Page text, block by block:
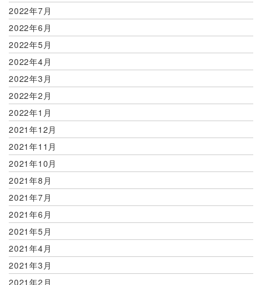
2022年7月
2022年6月
2022年5月
2022年4月
2022年3月
2022年2月
2022年1月
2021年12月
2021年11月
2021年10月
2021年8月
2021年7月
2021年6月
2021年5月
2021年4月
2021年3月
2021年2月